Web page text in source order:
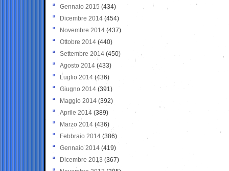
Gennaio 2015 (434)
Dicembre 2014 (454)
Novembre 2014 (437)
Ottobre 2014 (440)
Settembre 2014 (450)
Agosto 2014 (433)
Luglio 2014 (436)
Giugno 2014 (391)
Maggio 2014 (392)
Aprile 2014 (389)
Marzo 2014 (436)
Febbraio 2014 (386)
Gennaio 2014 (419)
Dicembre 2013 (367)